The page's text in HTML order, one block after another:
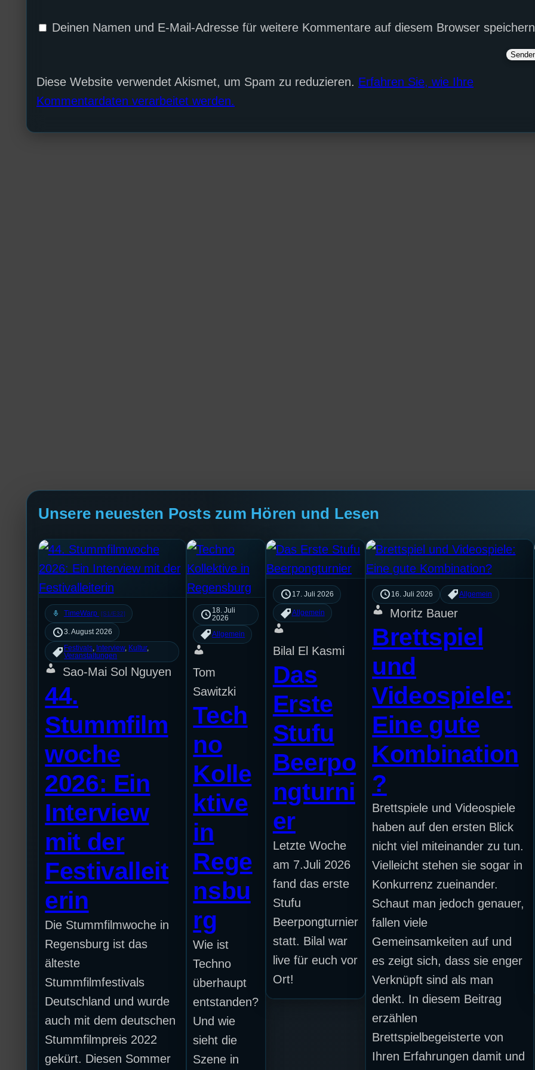
Deinen Namen und E-Mail-Adresse für weitere Kommentare auf diesem Browser
Diese Website verwendet Akismet, um Spam zu reduzieren. Erfahren Sie, wie Ihre
Kommentardaten verarbeitet werden.
Unsere neuesten Posts zum Hören und Lesen
mic TimeWarp [S1/E32]
3. August 2026
Festivals Interview, Kultur
Veranstaltungen
Sao-Mai Sol Nguyen
44.
Stummfilm
woche
2026: Ein
Interview
mit der
Festivalleit
erin
Die Stummfilmwoche in
Regensburg ist das
älteste
Stummfilmfestivals
Deutschland und wurde
auch mit dem deutschen
Stummfilmpreis 2022
gekürt. Diesen Sommer
18. Juli
2026
Allgemein
Tom
Sawitzki
Tech
no
Kolle
ktive
in
Rege
nsbu
rg
Wie ist
Techno
überhaupt
entstanden?
Und wie
sieht die
Szene in
17. Juli 2026
Allgemein
Bilal El Kasmi
Das
Erste
Stufu
Beerpo
ngturni
er
Letzte Woche
am 7.Juli 2026
fand das erste
Stufu
Beerpongturnier
statt. Bilal war
live für euch vor
Ort!
16. Juli 2026 Allgemein
Moritz Bauer
Brettspiel
und
Videospiele:
Eine gute
Kombination
?
Brettspiele und Videospiele
haben auf den ersten Blick
nicht viel miteinander zu tun.
Vielleicht stehen sie sogar in
Konkurrenz zueinander.
Schaut man jedoch genauer,
fallen viele
Gemeinsamkeiten auf und
es zeigt sich, dass sie enger
Verknüpft sind als man
denkt. In diesem Beitrag
erzählen
Brettspielbegeisterte von
Ihren Erfahrungen damit und